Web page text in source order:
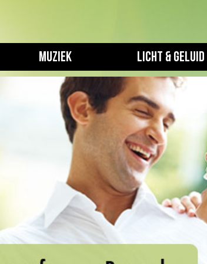
Muziek Licht & geluid